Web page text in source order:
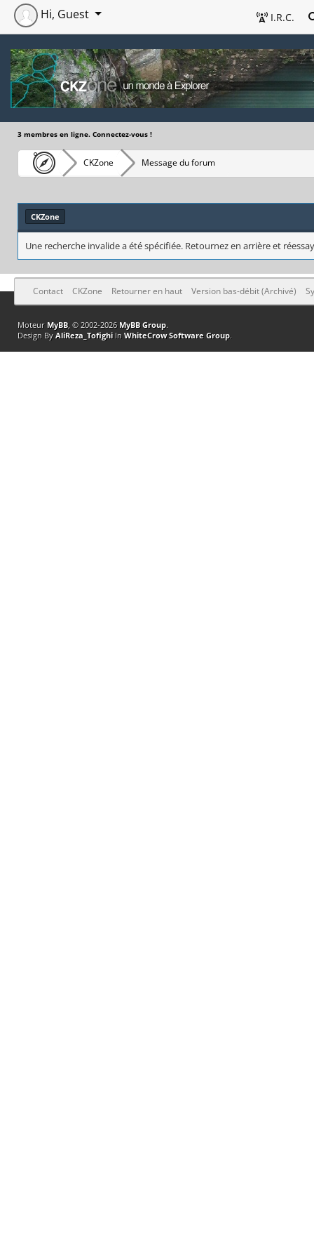
I.R.C.
Hi, Guest
3 membres en ligne. Connectez-vous !
CKZone Message du forum
CKZone
Une recherche invalide a été spécifiée. Retournez en arrière et
Contact CKZone Retourner en haut Version bas-débit (Archivé)
Moteur MyBB, © 2002-2026 MyBB Group.
Design By AliReza_TofighiIn WhiteCrow Software Group.